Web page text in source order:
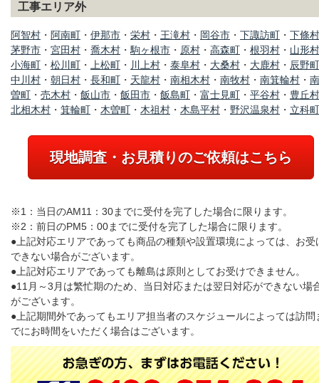
工事エリア外
阿智村 ・ 阿南町 ・ 伊那市 ・ 栄村 ・ 王滝村 ・ 岡谷市 ・ 下諏訪町 ・ 下條村
茅野市 ・ 宮田村 ・ 喬木村 ・ 駒ヶ根市 ・ 原村 ・ 高森町 ・ 根羽村 ・ 山形村
小海町 ・ 松川町 ・ 上松町 ・ 川上村 ・ 泰阜村 ・ 大桑村 ・ 大鹿村 ・ 辰野町
中川村 ・ 朝日村 ・ 長和町 ・ 天龍村 ・ 南相木村 ・ 南牧村 ・ 南箕輪村 ・
曽町 ・ 売木村 ・ 飯山市 ・ 飯田市 ・ 飯島町 ・ 富士見町 ・ 平谷村 ・ 豊丘村
北相木村 ・ 箕輪町 ・ 木曽町 ・ 木祖村 ・ 木島平村 ・ 野沢温泉村 ・ 立科町
現地調査・お見積りのご依頼はこちら
※1：当日のAM11：30までに受付を完了した場合に限ります。
※2：前日のPM5：00までに受付を完了した場合に限ります。
●上記対応エリアであっても商品の種類や設置環境によっては、お受
できない場合がございます。
●上記対応エリアであっても離島は原則としてお受けできません。
●11月～3月は繁忙期のため、当日対応または翌日対応ができない場
がございます。
●上記期間外であってもエリア担当者のスケジュールによっては訪問
でにお時間をいただく場合はございます。